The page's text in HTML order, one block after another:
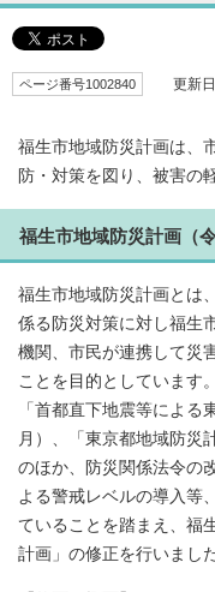
ページ番号1002840 更新日
福生市地域防災計画は、
防・対策を図り、被害の
福生市地域防災計画（
福生市地域防災計画とは
係る防災対策に対し福生
機関、市民が連携して災
ことを目的としています。
「首都直下地震等によ
月）、「東京都地域防災
のほか、防災関係法令の
よる警戒レベルの導入等
ていることを踏まえ、福
計画」の修正を行いました